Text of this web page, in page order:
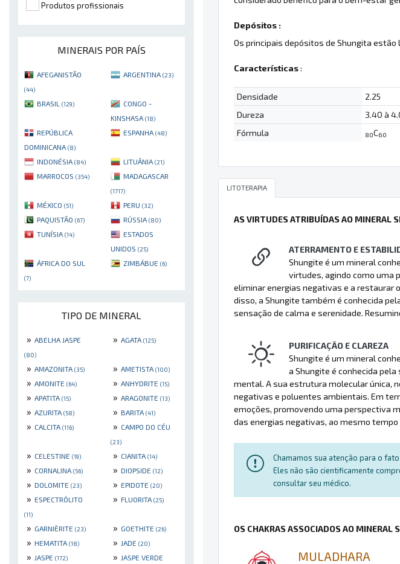
Produtos profissionais
MINERAIS POR PAÍS
AFEGANISTÃO
(44)
ARGENTINA (23)
BRASIL (129)
CONGO -
KINSHASA (18)
REPÚBLICA
DOMINICANA (8)
ESPANHA (48)
INDONÉSIA (84) LITUÂNIA (21)
MARROCOS (354) MADAGASCAR
(1717)
MÉXICO (51) PERU (32)
PAQUISTÃO (67) RÚSSIA (80)
TUNÍSIA (14)
ESTADOS
UNIDOS (25)
ÁFRICA DO SUL
(7)
ZIMBÁBUE (6)
TIPO DE MINERAL
» ABELHA JASPE
(80)
» AGATA (125)
» AMAZONITA (35) » AMETISTA (100)
» AMONITE (64) » ANHYDRITE (15)
» APATITA (15) » ARAGONITE (13)
» AZURITA (58) » BARITA (41)
» CALCITA (116) » CAMPO DO CÉU
(23)
» CELESTINE (19) » CIANITA (14)
» CORNALINA (56) » DIOPSIDE (12)
» DOLOMITE (23) » EPIDOTE (20)
» ESPECTRÓLITO
(11)
» FLUORITA (25)
» GARNIÈRITE (23) » GOETHITE (26)
» HEMATITA (18) » JADE (20)
» JASPE (172) » JASPE VERDE
Depósitos :
Os principais depósitos de Shungita estão
Características:
Densidade
2.25
Dureza
3.40 à
Fórmula
80C60
LITOTERAPIA
AS VIRTUDES ATRIBUÍDAS AO MINERAL
ATERRAMENTO E
Shungite é um mineral
virtudes, agindo como uma
eliminar energias negativas e a restaurar
disso, a Shungite também é conhecida
sensação de calma e serenidade.
PURIFICAÇÃO E CLAREZA
Shungite é um mineral
a Shungite é conhecida
mental. A sua estrutura molecular única,
negativas e poluentes ambientais. Em
emoções, promovendo uma perspectiva
das energias negativas, ao mesmo
Chamamos sua atenção para o
Eles não são cientificamente
consultar seu médico.
OS CHAKRAS ASSOCIADOS AO MINERAL
MULADHARA